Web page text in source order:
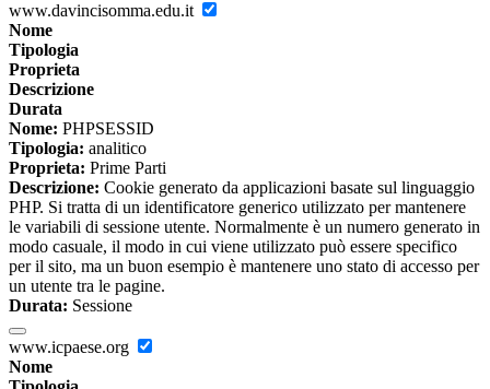
www.davincisomma.edu.it
Nome
Tipologia
Proprieta
Descrizione
Durata
Nome: PHPSESSID
Tipologia: analitico
Proprieta: Prime Parti
Descrizione: Cookie generato da applicazioni basate sul linguaggio
PHP. Si tratta di un identificatore generico utilizzato per mantenere
le variabili di sessione utente. Normalmente è un numero generato in
modo casuale, il modo in cui viene utilizzato può essere specifico
per il sito, ma un buon esempio è mantenere uno stato di accesso per
un utente tra le pagine.
Durata: Sessione
www.icpaese.org
Nome